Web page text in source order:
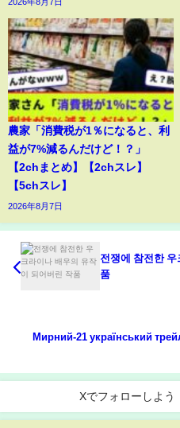
2026年8月7日
農家「消費税が1％になると、利
益が7%減るんだけど！？」
【2chまとめ】【2chスレ】
【5chスレ】
2026年8月7日
전쟁에 참전한
품
Мирний-21 український
Xでフォローしよう